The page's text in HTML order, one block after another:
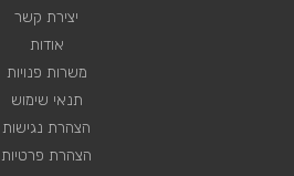
יצירת קשר
אודות
משרות פנויות
תנאי שימוש
הצהרת נגישות
הצהרת פרטיות